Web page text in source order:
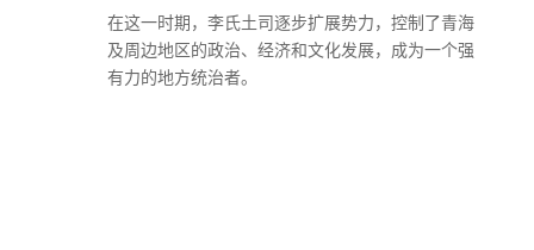
在这一时期，李氏土司逐步扩展势力，控制了青海
及周边地区的政治、经济和文化发展，成为一个强
有力的地方统治者。